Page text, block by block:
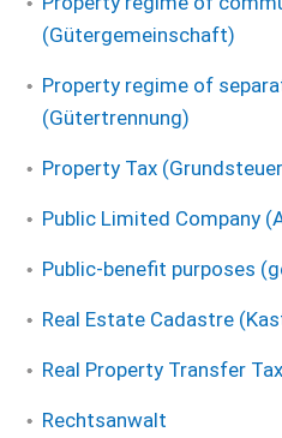
(Gütergemeinschaft)
Property regime of
(Gütertrennung)
Property Tax
Public Limited Company
Public-benefit purposes
Real Estate Cadastre
Real Property Transfer
Rechtsanwalt